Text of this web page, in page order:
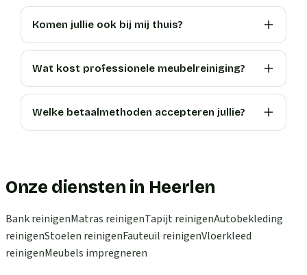
Komen jullie ook bij mij thuis?
Wat kost professionele meubelreiniging?
Welke betaalmethoden accepteren jullie?
Onze diensten in Heerlen
Bank reinigenMatras reinigenTapijt reinigenAutobekleding
reinigenStoelen reinigenFauteuil reinigenVloerkleed
reinigenMeubels impregneren